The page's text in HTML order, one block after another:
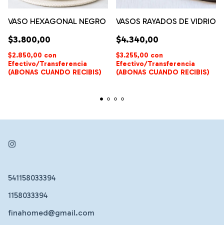
VASO HEXAGONAL NEGRO
$3.800,00
$2.850,00 con
Efectivo/Transferencia
(ABONAS CUANDO RECIBIS)
VASOS RAYADOS DE VIDRIO
$4.340,00
$3.255,00 con
Efectivo/Transferencia
(ABONAS CUANDO RECIBIS)
541158033394
1158033394
finahomed@gmail.com